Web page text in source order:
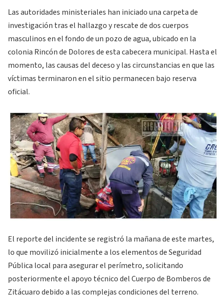
Las autoridades ministeriales han iniciado una carpeta de
investigación tras el hallazgo y rescate de dos cuerpos
masculinos en el fondo de un pozo de agua, ubicado en la
colonia Rincón de Dolores de esta cabecera municipal. Hasta el
momento, las causas del deceso y las circunstancias en que las
víctimas terminaron en el sitio permanecen bajo reserva
oficial.
El reporte del incidente se registró la mañana de este martes,
lo que movilizó inicialmente a los elementos de Seguridad
Pública local para asegurar el perímetro, solicitando
posteriormente el apoyo técnico del Cuerpo de Bomberos de
Zitácuaro debido a las complejas condiciones del terreno.